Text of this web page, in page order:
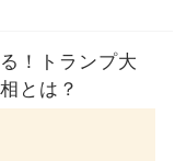
！トランプ大
とは？